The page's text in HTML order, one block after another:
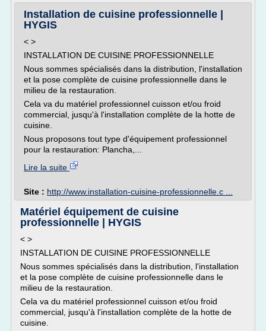
Installation de cuisine professionnelle |
HYGIS
< >
INSTALLATION DE CUISINE PROFESSIONNELLE
Nous sommes spécialisés dans la distribution, l'installation
et la pose complète de cuisine professionnelle dans le
milieu de la restauration.
Cela va du matériel professionnel cuisson et/ou froid
commercial, jusqu'à l'installation complète de la hotte de
cuisine.
Nous proposons tout type d'équipement professionnel
pour la restauration: Plancha,...
Lire la suite
Site : http://www.installation-cuisine-professionnelle.c ...
Matériel équipement de cuisine
professionnelle | HYGIS
< >
INSTALLATION DE CUISINE PROFESSIONNELLE
Nous sommes spécialisés dans la distribution, l'installation
et la pose complète de cuisine professionnelle dans le
milieu de la restauration.
Cela va du matériel professionnel cuisson et/ou froid
commercial, jusqu'à l'installation complète de la hotte de
cuisine.